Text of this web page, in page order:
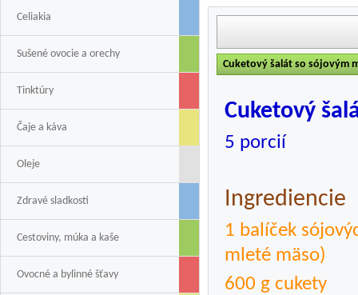
Celiakia
Sušené ovocie a orechy
Tinktúry
Čaje a káva
Oleje
Zdravé sladkosti
Cestoviny, múka a kaše
Ovocné a bylinné šťavy
Cuketový šalát so sójovým
Cuketový
5 porcií
Ingrediencie
1 balíček
mleté mäso)
600 g cukety